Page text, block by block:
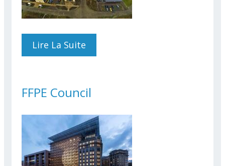
Lire La Suite
FFPE Council